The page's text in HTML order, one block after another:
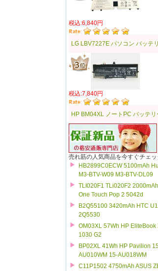
税込:6,840円
LG LBV7227E パソコン バッテ
税込:7,840円
HP BM04XL ノートPC バッテリ
売れ筋の人気商品を今すぐチェッ
HB2899C0ECW 5100mAh
M3-BTV-W09 M3-BTV-DL09
TLI020F1 TLi020F2 2000mAh
One Touch Pop 2 5042d
B2Q55100 3420mAh HTC
2Q5530
OM03XL 57Wh HP EliteBook
1030 G2
BP02XL 41Wh HP Pavilion
AU010WM 15-AU018WM
C11P1502 4750mAh ASUS